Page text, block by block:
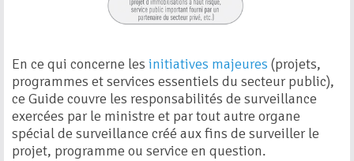
En ce qui concerne les initiatives majeures (projets,
programmes et services essentiels du secteur public),
ce Guide couvre les responsabilités de surveillance
exercées par le ministre et par tout autre organe
spécial de surveillance créé aux fins de surveiller le
projet, programme ou service en question.